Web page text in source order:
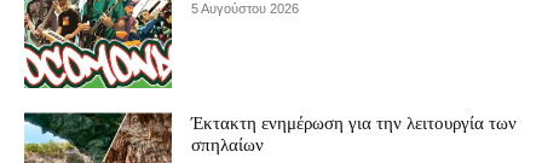
5 Αυγούστου 2026
Έκτακτη ενημέρωση για την λειτουργία των
σπηλαίων